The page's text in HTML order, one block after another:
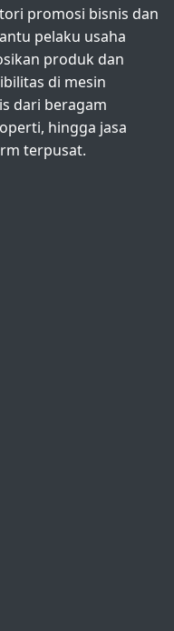
promosi bisnis dan
pelaku usaha
produk dan
di mesin
dari beragam
hingga jasa
terpusat.